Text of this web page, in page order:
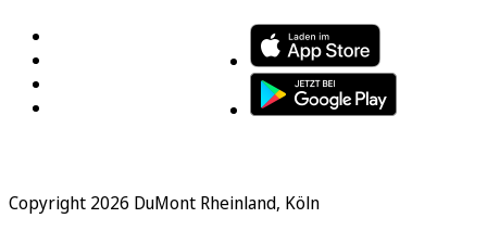
Copyright 2026 DuMont Rheinland, Köln